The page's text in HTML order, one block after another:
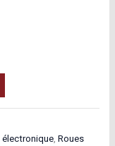
électronique,Roues